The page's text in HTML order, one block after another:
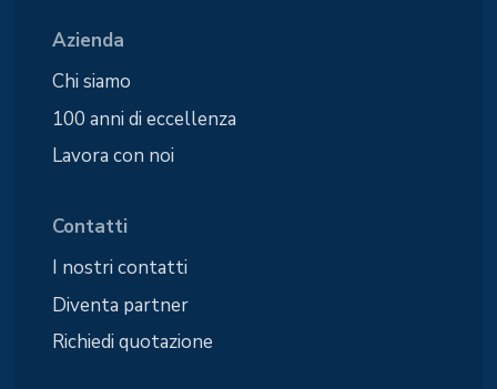
Azienda
Chi siamo
100 anni di eccellenza
Lavora con noi
Contatti
I nostri contatti
Diventa partner
Richiedi quotazione